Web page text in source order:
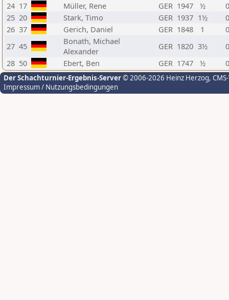
24 17 Müller, Rene GER 1947 ½
0
25 20 Stark, Timo GER 1937 1½
0
26 37 Gerich, Daniel GER 1848 1
0
27 45
Bonath, Michael
Alexander
GER 1820 3½
0
28 50 Ebert, Ben GER 1747 ½ 0
Der Schachturnier-Ergebnis-Server© 2006-2026 Heinz Herzog,
Impressum / Nutzungsbedingungen